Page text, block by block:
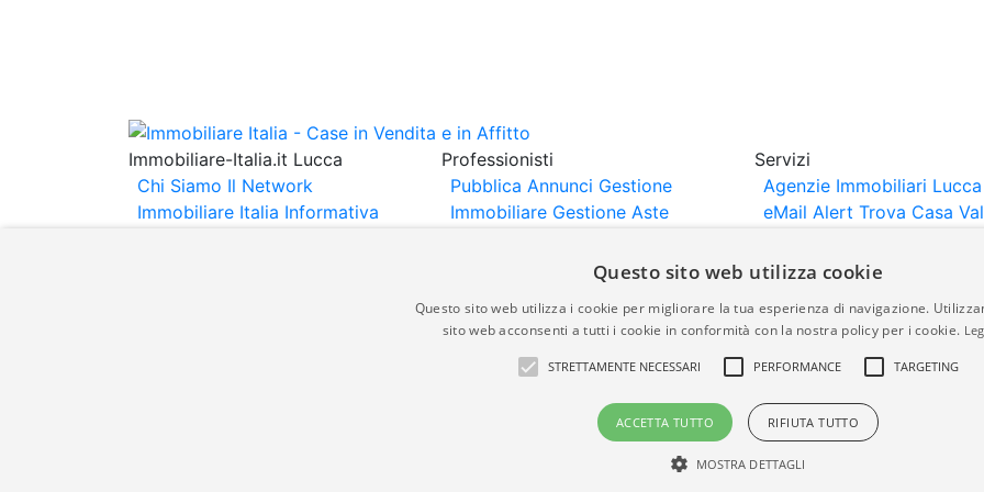
Immobiliare-Italia.it Lucca
Chi Siamo Il Network
Immobiliare Italia Informativa
Professionisti
Pubblica Annunci Gestione
Immobiliare Gestione Aste
Importazione
Servizi
Agenzie Immobiliari Lucca
eMail Alert Trova Casa
Gli annunci immobiliari presenti su immobiliare-italia.it vengono pubblicati da agenzie immobiliari e
italia.it quindi non è responsabile della veridicità, della correttezza, della completezza, della
Questo sito web utilizza cookie
Questo sito web utilizza i cookie per migliorare la tua esperienza di navigazione.
sito web acconsenti a tutti i cookie in conformità con la nostra policy per i cookie.
STRETTAMENTE NECESSARI PERFORMANCE TARGETING
ACCETTA TUTTO RIFIUTA TUTTO
MOSTRA DETTAGLI